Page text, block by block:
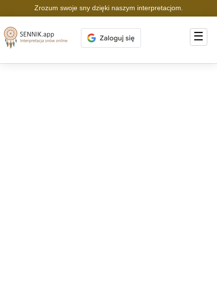
Zrozum swoje sny dzięki naszym interpretacjom.
☰